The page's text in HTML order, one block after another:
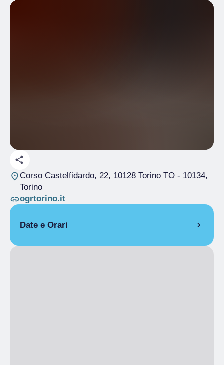
Corso Castelfidardo, 22, 10128 Torino TO- 10134,
Torino
ogrtorino.it
Date e Orari